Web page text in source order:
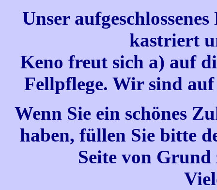
Unser
kastriert
Keno freut sich a) auf
Fellpflege. Wir sind
Wenn Sie ein schönes
haben, füllen Sie bitte
Seite von